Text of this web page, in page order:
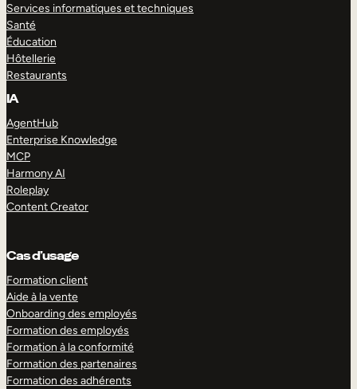
Services informatiques et techniques
Santé
Éducation
Hôtellerie
Restaurants
IA
AgentHub
Enterprise Knowledge
MCP
Harmony AI
Roleplay
Content Creator
Cas d’usage
Formation client
Aide à la vente
Onboarding des employés
Formation des employés
Formation à la conformité
Formation des partenaires
Formation des adhérents